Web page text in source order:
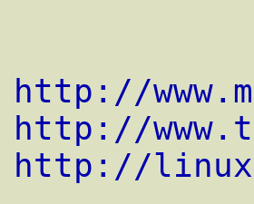
http://
http://
http://